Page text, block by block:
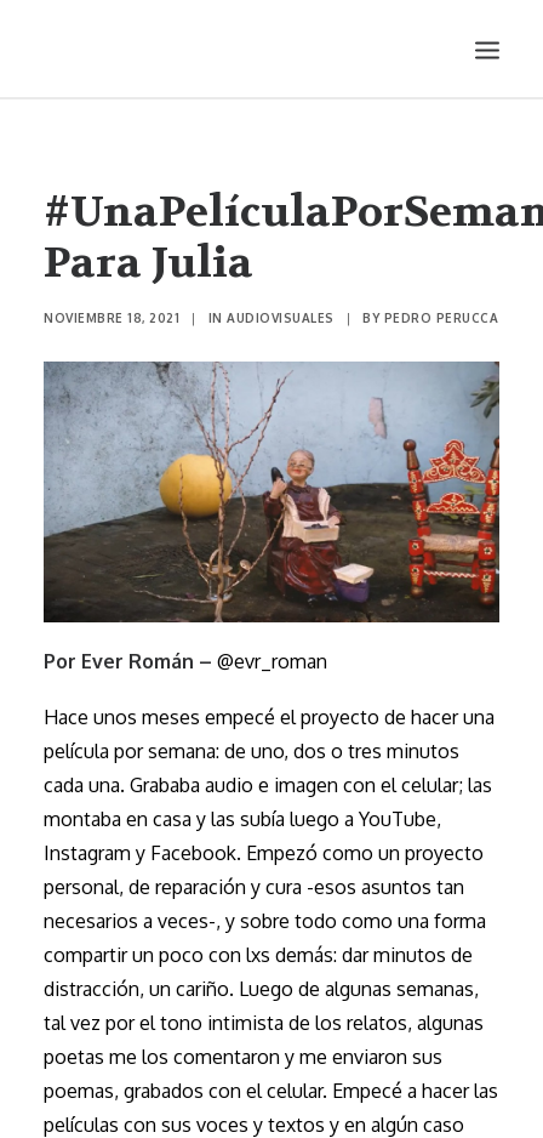
AUDIOVISUALES
ENTREVISTAS
HISTORIETA
MÚSICA
PRODUCCIONES
SONÁMBULA
SYNCO
Para Julia
NOVIEMBRE 18, 2021 | IN AUDIOVISUALES | BY PEDRO PERUCCA
Por Ever Román – @evr_roman
Hace unos meses empecé el proyecto de hacer una
película por semana: de uno, dos o tres minutos
cada una. Grababa audio e imagen con el celular; las
montaba en casa y las subía luego a YouTube,
Instagram y Facebook. Empezó como un proyecto
personal, de reparación y cura -esos asuntos tan
necesarios a veces-, y sobre todo como una forma
compartir un poco con lxs demás: dar minutos de
distracción, un cariño. Luego de algunas semanas,
tal vez por el tono intimista de los relatos, algunas
poetas me los comentaron y me enviaron sus
poemas, grabados con el celular. Empecé a hacer las
películas con sus voces y textos y en algún caso